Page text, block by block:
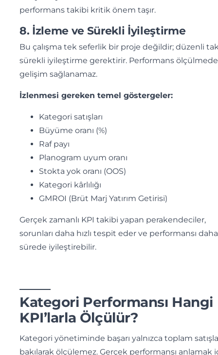
performans takibi kritik önem taşır.
8. İzleme ve Sürekli İyileştirme
Bu çalışma tek seferlik bir proje değildir; düzenli
sürekli iyileştirme gerektirir. Performans
gelişim sağlanamaz.
İzlenmesi gereken temel göstergeler:
Kategori satışları
Büyüme oranı (%)
Raf payı
Planogram uyum oranı
Stokta yok oranı (OOS)
Kategori kârlılığı
GMROI (Brüt Marj Yatırım Getirisi)
Gerçek zamanlı KPI takibi yapan perakendeciler,
sorunları daha hızlı tespit eder ve performansı daha
sürede iyileştirebilir.
Kategori Performansı Hangi
KPI’larla Ölçülür?
Kategori yönetiminde başarı yalnızca toplam
bakılarak ölçülemez. Gerçek performansı anlamak